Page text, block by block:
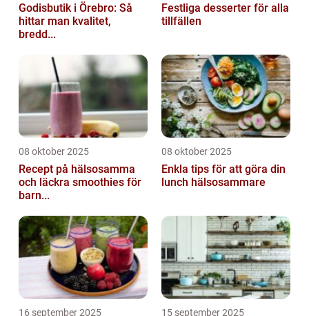
Godisbutik i Örebro: Så
hittar man kvalitet,
bredd...
Festliga desserter för alla
tillfällen
08 oktober 2025
Recept på hälsosamma
och läckra smoothies för
barn...
08 oktober 2025
Enkla tips för att göra din
lunch hälsosammare
16 september 2025 15 september 2025